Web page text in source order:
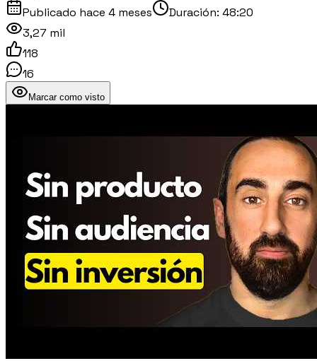
Publicado hace 4 meses Duración: 48:20
3,27 mil
118
16
Marcar como visto